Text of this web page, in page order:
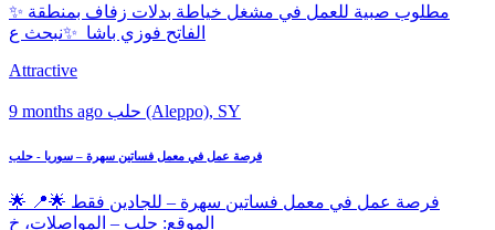
✨ مطلوب صبية للعمل في مشغل خياطة بدلات زفاف بمنطقة
الفاتح فوزي باشا ✨نبحث ع
Attractive
9 months ago حلب (Aleppo), SY
فرصة عمل في معمل فساتين سهرة – سوريا - حلب
🌟 فرصة عمل في معمل فساتين سهرة – للجادين فقط 🌟📍
الموقع: حلب – المواصلات، خ